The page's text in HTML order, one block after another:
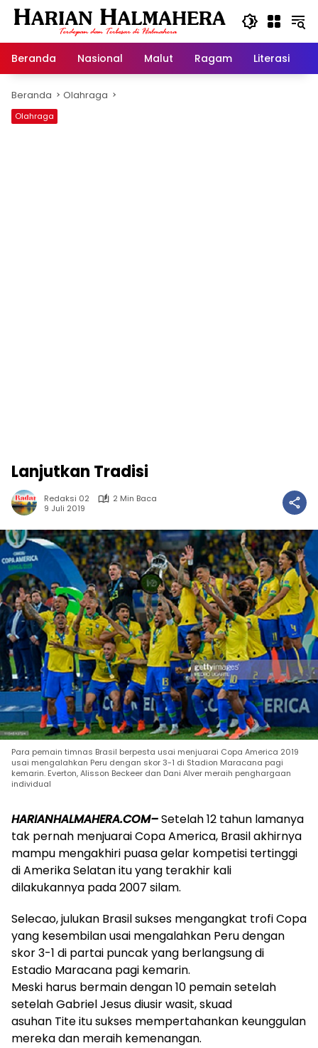
Langsung
Beranda
Nasional Malut Ragam Literasi
Beranda Olahraga
Olahraga
Lanjutkan Tradisi
Redaksi 02
2 Min Baca
9 Juli 2019
Para pemain timnas Brasil berpesta usai menjuarai Copa America 2019
usai mengalahkan Peru dengan skor 3-1 di Stadion Maracana pagi
kemarin. Everton, Alisson Beckeer dan Dani Alver meraih penghargaan
individual
HARIANHALMAHERA.COM–Setelah 12 tahun lamanya
tak pernah menjuarai Copa America, Brasil akhirnya
mampu mengakhiri puasa gelar kompetisi tertinggi
di Amerika Selatan itu yang terakhir kali
dilakukannya pada 2007 silam.
Selecao, julukan Brasil sukses mengangkat trofi Copa
yang kesembilan usai mengalahkan Peru dengan
skor 3-1 di partai puncak yang berlangsung di
Estadio Maracana pagi kemarin.
Meski harus bermain dengan 10 pemain setelah
setelah Gabriel Jesus diusir wasit, skuad
asuhan Tite itu sukses mempertahankan keunggulan
mereka dan meraih kemenangan.